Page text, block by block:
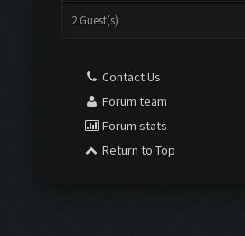
2 Guest(s)
Contact Us
Forum team
Forum stats
Return to Top